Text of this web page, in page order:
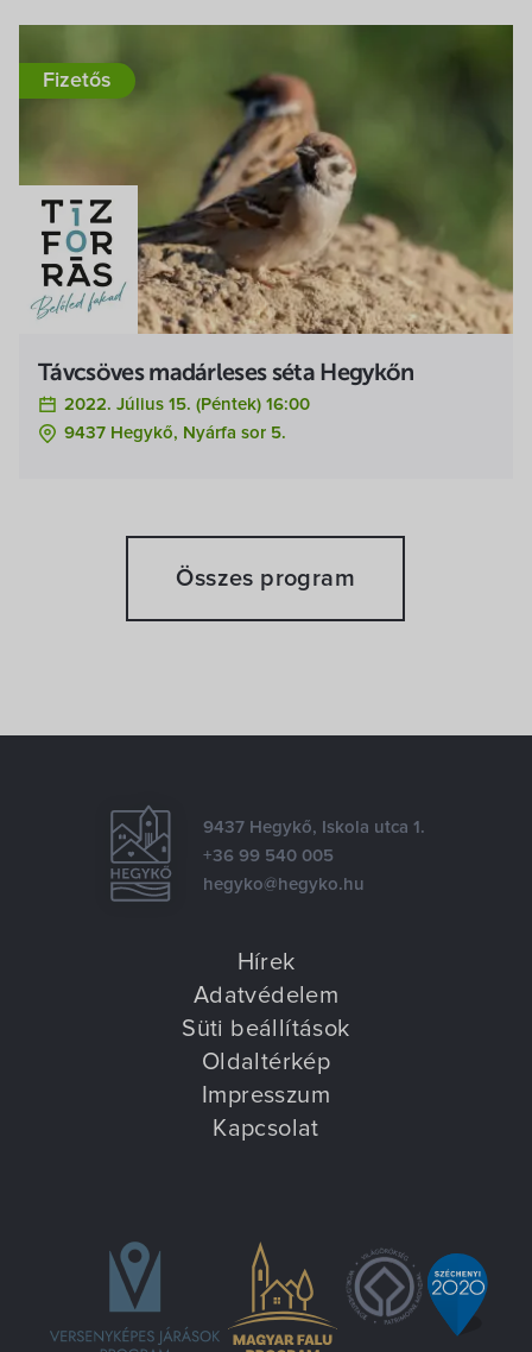
Fizetős
Távcsöves madárleses séta Hegykőn
2022. Július 15. (péntek) 16:00
9437 Hegykő, Nyárfa sor 5.
Összes program
9437 Hegykő, Iskola utca 1.
+36 99 540 005
hegyko@hegyko.hu
Hírek
Adatvédelem
Süti beállítások
Oldaltérkép
Impresszum
Kapcsolat